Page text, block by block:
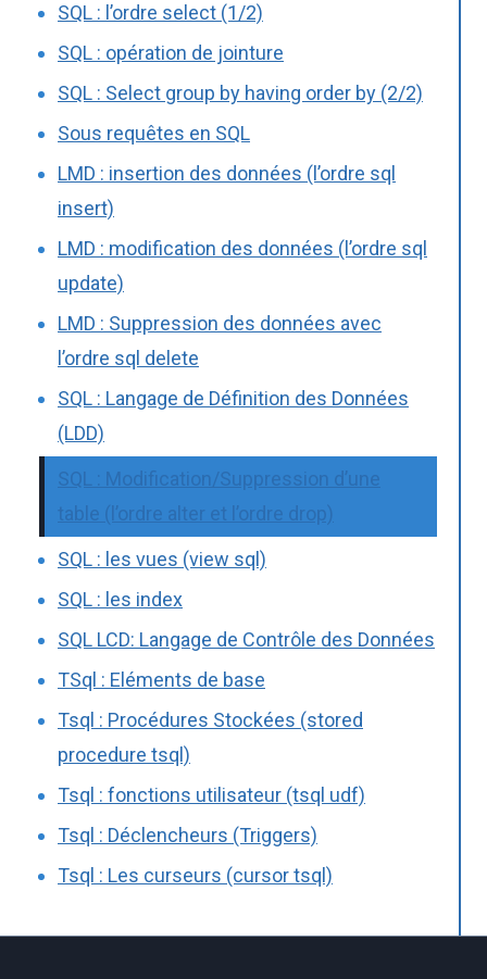
SQL : l’ordre select (1/2)
SQL : opération de jointure
SQL : Select group by having order by (2/2)
Sous requêtes en SQL
LMD : insertion des données (l’ordre sql
insert)
LMD : modification des données (l’ordre sql
update)
LMD : Suppression des données avec
l’ordre sql delete
SQL : Langage de Définition des Données
(LDD)
SQL : Modification/Suppression d’une
table (l’ordre alter et l’ordre drop)
SQL : les vues (view sql)
SQL : les index
SQL LCD: Langage de Contrôle des Données
TSql : Eléments de base
Tsql : Procédures Stockées (stored
procedure tsql)
Tsql : fonctions utilisateur (tsql udf)
Tsql : Déclencheurs (Triggers)
Tsql : Les curseurs (cursor tsql)